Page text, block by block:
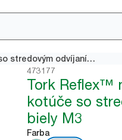
Tork Reflex™ mini zásobník na kotúče so stredovým odvíjaním, biely M3
473177
Tork Reflex™
kotúče so
biely M3
Farba